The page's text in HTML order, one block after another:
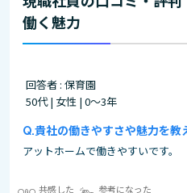
働く魅力
回答者 : 保育園
50代 | 女性 | 0～3年
貴社の働きやすさや魅力を教
アットホームで働きやすいです。
共感した
参考になった